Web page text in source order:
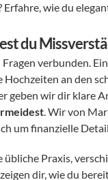
wie du
du
an den
geben wir dir klare
. Wir von
um finanzielle
Praxis,
dir, wie du